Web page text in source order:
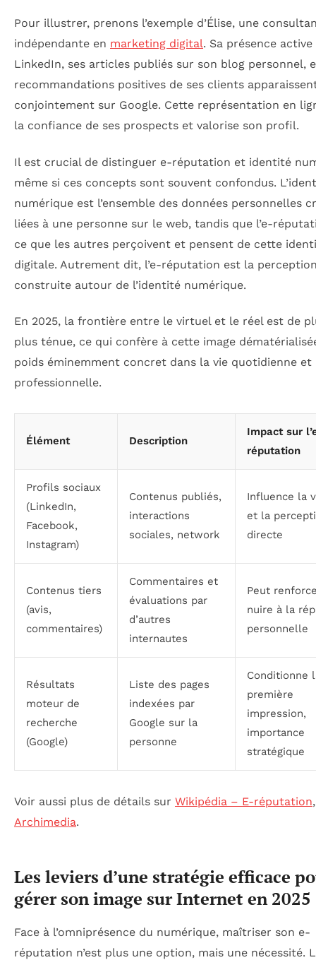
Pour illustrer, prenons l’exemple d’Élise, une
indépendante en marketing digital. Sa présence active
LinkedIn, ses articles publiés sur son blog personnel,
recommandations positives de ses clients
conjointement sur Google. Cette représentation en
la confiance de ses prospects et valorise son profil.
Il est crucial de distinguer e-réputation et identité
même si ces concepts sont souvent confondus.
numérique est l’ensemble des données personnelles
liées à une personne sur le web, tandis que l’e-
ce que les autres perçoivent et pensent de cette
digitale. Autrement dit, l’e-réputation est la
construite autour de l’identité numérique.
En 2025, la frontière entre le virtuel et le réel est de
plus ténue, ce qui confère à cette image
poids éminemment concret dans la vie quotidienne et
professionnelle.
Élément Description
Impact sur
réputation
Profils sociaux
(LinkedIn,
Facebook,
Instagram)
Contenus publiés,
interactions
sociales, network
Influence la
et la
directe
Contenus tiers
(avis,
commentaires)
Commentaires et
évaluations par
d’autres
internautes
Peut
nuire à la
personnelle
Résultats
moteur de
recherche
(Google)
Liste des pages
indexées par
Google sur la
personne
Conditionne
première
impression,
importance
stratégique
Voir aussi plus de détails sur Wikipédia – E-réputation,
Archimedia.
Les leviers d’une stratégie efficace
gérer son image sur Internet en 2025
Face à l’omniprésence du numérique, maîtriser son e-
réputation n’est plus une option, mais une nécessité.